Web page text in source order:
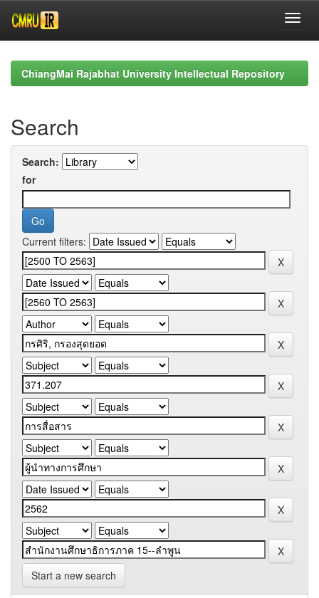
navigationChiangMai Rajabhat University Intellectual Repository
Search
Search:
for
Current filters:
Start a new search